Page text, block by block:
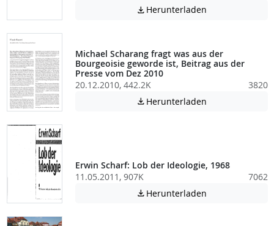
 Herunterladen
Michael Scharang fragt was aus der
Bourgeoisie geworde ist, Beitrag aus der
Presse vom Dez 2010
20.12.2010, 442.2K
3820
 Herunterladen
Erwin Scharf: Lob der Ideologie, 1968
11.05.2011, 907K
7062
 Herunterladen